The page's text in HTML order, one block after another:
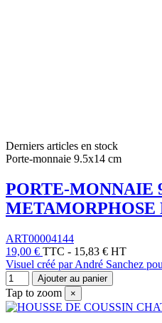
Derniers articles en stock
Porte-monnaie 9.5x14 cm
PORTE-MONNAIE
METAMORPHOSE
ART00004144
19,00 € TTC - 15,83 € HT
Visuel créé par André Sanchez
Ajouter au panier
Tap to zoom ×